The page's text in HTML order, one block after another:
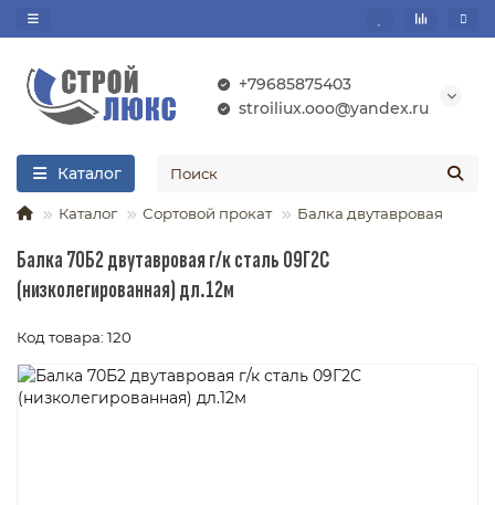
+79685875403
stroiliux.ooo@yandex.ru
Каталог
Каталог Сортовой прокат Балка двутавровая
Балка 70Б2 двутавровая г/к сталь 09Г2С
(низколегированная) дл.12м
Код товара: 120